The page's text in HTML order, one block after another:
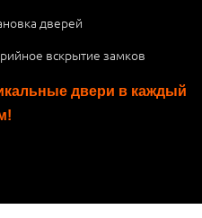
дверей
вскрытие замков
двери в каждый